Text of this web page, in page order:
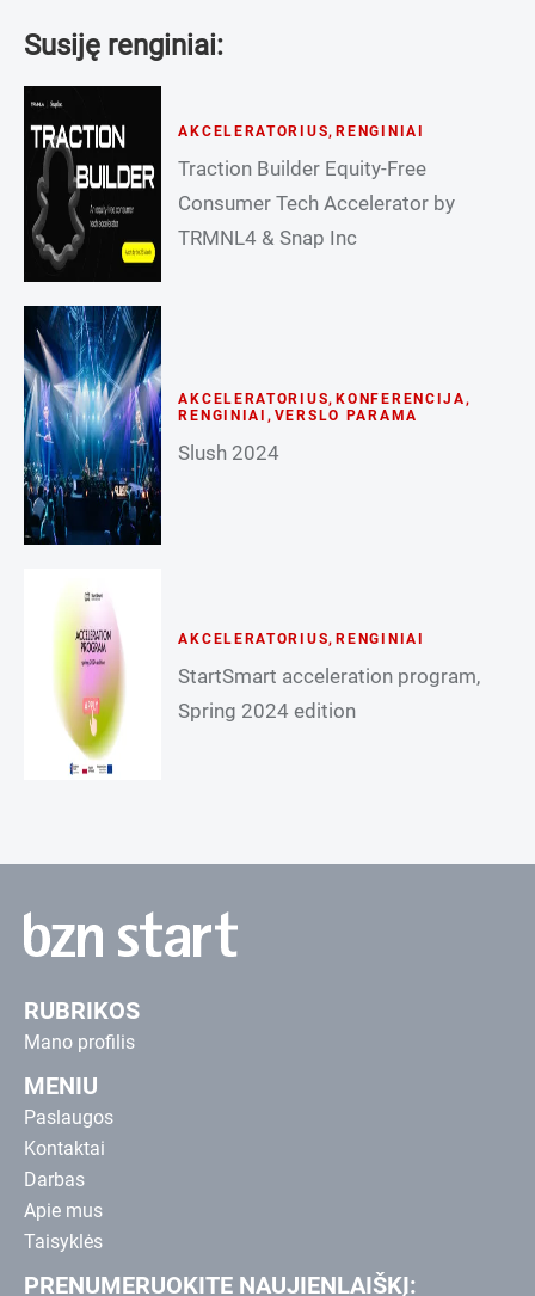
Susiję renginiai:
AKCELERATORIUS, RENGINIAI
Traction Builder Equity-Free
Consumer Tech Accelerator by
TRMNL4 & Snap Inc
AKCELERATORIUS, KONFERENCIJA,
RENGINIAI , VERSLO PARAMA
Slush 2024
AKCELERATORIUS, RENGINIAI
StartSmart acceleration program,
Spring 2024 edition
RUBRIKOS
Mano profilis
MENIU
Paslaugos
Kontaktai
Darbas
Apie mus
Taisyklės
PRENUMERUOKITE NAUJIENLAIŠKĮ: